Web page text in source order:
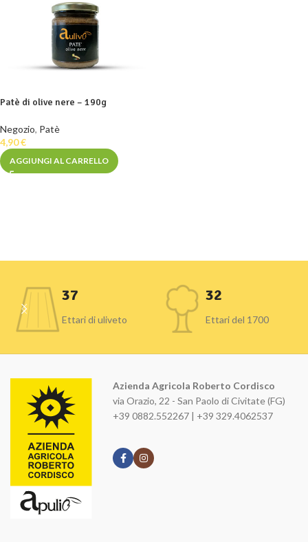
Patè di olive nere – 190g
Negozio, Patè
4,90€
AGGIUNGI AL CARRELLO
37
Ettari di uliveto
32
Ettari del 1700
Azienda Agricola Roberto Cordisco
via Orazio, 22 - San Paolo di Civitate (FG)
+39 0882.552267 | +39 329.4062537